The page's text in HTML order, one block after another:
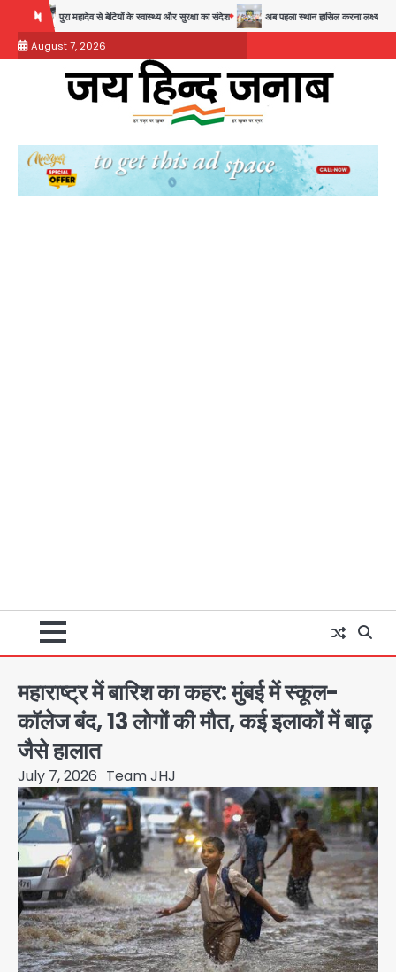
content
पुरा महादेव से बेटियों के स्वास्थ्य और सुरक्षा का संदेश अब पहला स्थान हासिल करना लक्ष्य: डीएम
August 7, 2026
महाराष्ट्र में बारिश का कहर: मुंबई में स्कूल-
कॉलेज बंद, 13 लोगों की मौत, कई इलाकों में बाढ़
जैसे हालात
July 7, 2026 Team JHJ